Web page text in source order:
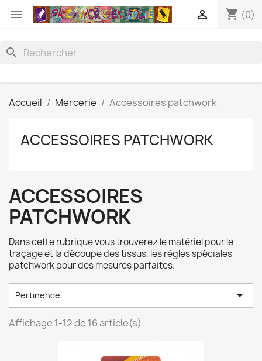
 shopping_cart (0)

search
Accueil Mercerie Accessoires patchwork
ACCESSOIRES PATCHWORK
ACCESSOIRES
PATCHWORK
Dans cette rubrique vous trouverez le matériel pour le
traçage et la découpe des tissus, les règles spéciales
patchwork pour des mesures parfaites.
Pertinence 
Affichage 1-12 de 16 article(s)